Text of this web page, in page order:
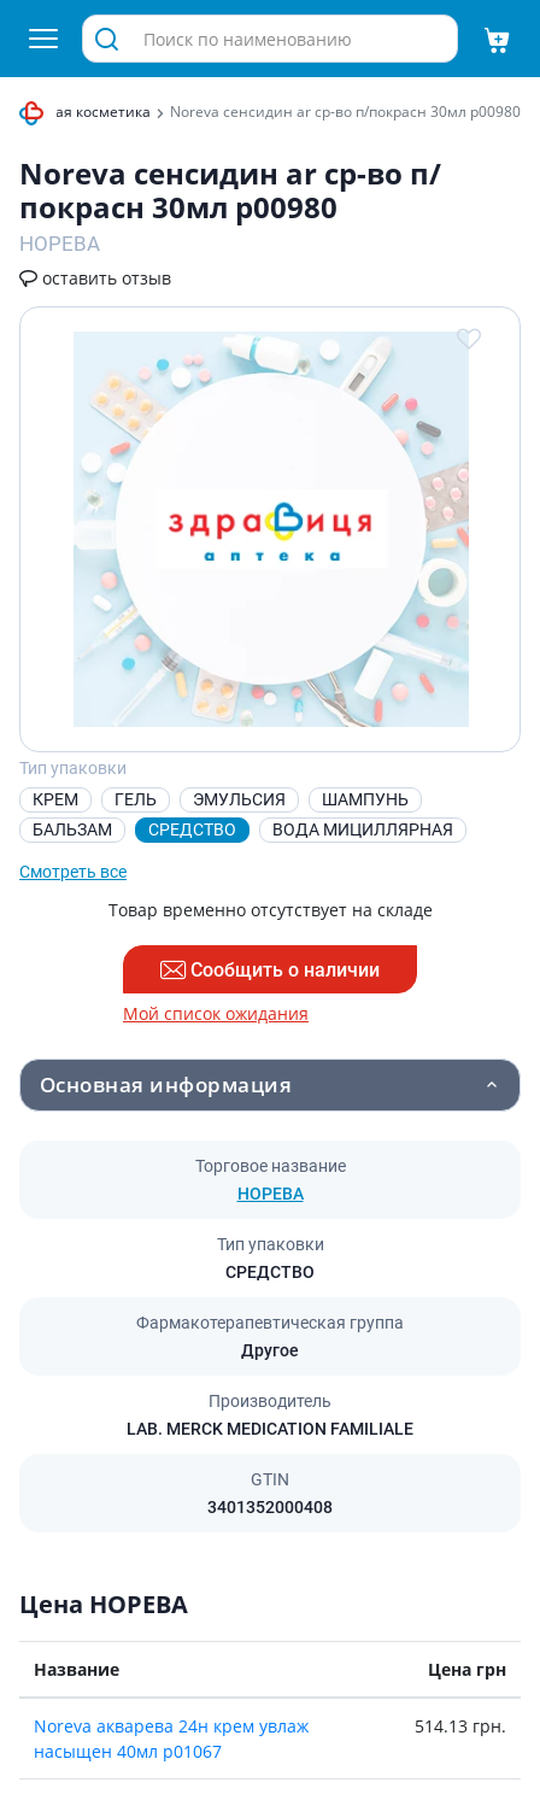
Лечебная косметика Noreva сенсидин ar ср-во п/покрасн 30мл p00980
Noreva сенсидин ar ср-во п/
покрасн 30мл p00980
НОРЕВА
оставить отзыв
Тип упаковки
КРЕМ
ГЕЛЬ ЭМУЛЬСИЯ
ШАМПУНЬ
БАЛЬЗАМ
СРЕДСТВО ВОДА МИЦИЛЛЯРНАЯ
Смотреть все
Товар временно отсутствует на складе
Сообщить о наличии
Мой список ожидания
Основная информация
Торговое название
НОРЕВА
Тип упаковки
СРЕДСТВО
Фармакотерапевтическая группа
Другое
Производитель
LAB. MERCK MEDICATION FAMILIALE
GTIN
3401352000408
Цена НОРЕВА
Название Цена грн
Noreva акварева 24н крем увлаж
насыщен 40мл р01067
514.13 грн.